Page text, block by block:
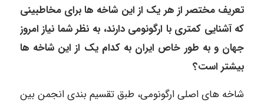
تعریف مختصر از هر یک از این شاخه ها برای مخاطبینی
که آشنایی کمتری با ارگونومی دارند، به نظر شما نیاز امروز
جهان و به طور خاص ایران به کدام یک از این شاخه ها
بیشتر است؟
شاخه های اصلی ارگونومی، طبق تقسیم بندی انجمن بین